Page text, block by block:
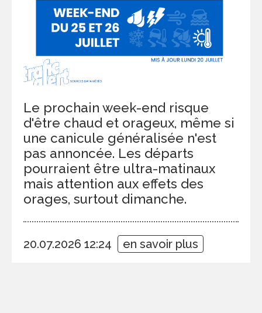
Le prochain week-end risque
d'être chaud et orageux, même si
une canicule généralisée n'est
pas annoncée. Les départs
pourraient être ultra-matinaux
mais attention aux effets des
orages, surtout dimanche.
20.07.2026 12:24 en savoir plus